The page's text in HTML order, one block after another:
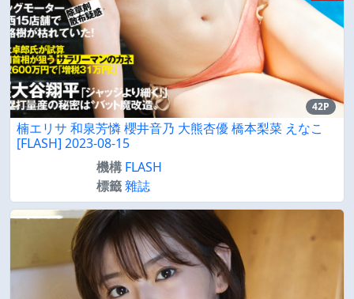
42P
楠エリサ 和泉芳憐 櫻井音乃 大熊杏優 橋本梨菜 えなこ
[FLASH] 2023-08-15
機構 FLASH
標籤雜誌